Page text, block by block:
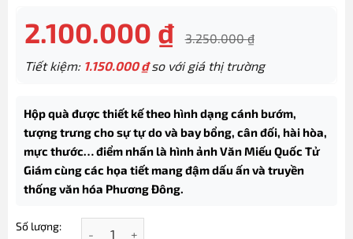
2.100.000 ₫ 3.250.000₫
Tiết kiệm: 1.150.000₫so với giá thị trường
Hộp quà được thiết kế theo hình dạng cánh bướm,
tượng trưng cho sự tự do và bay bổng, cân đối, hài hòa,
mực thước… điểm nhấn là hình ảnh Văn Miếu Quốc Tử
Giám cùng các họa tiết mang đậm dấu ấn và truyền
thống văn hóa Phương Đông.
Số lượng: